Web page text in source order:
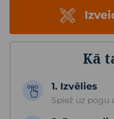
Kā
1. Izvēlies
Spiež uz pogu